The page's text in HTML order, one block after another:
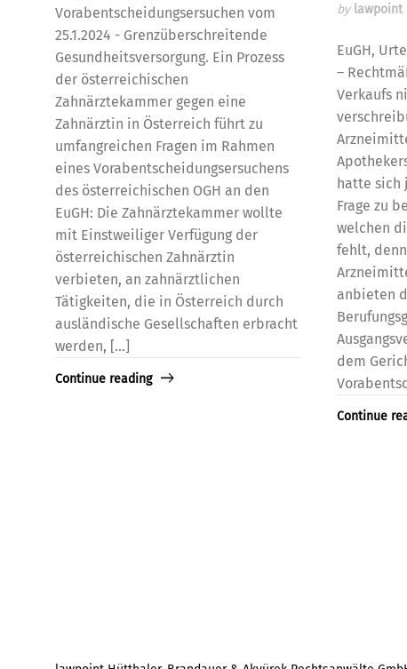
Vorabentscheidungsersuchen vom
25.1.2024 - Grenzüberschreitende
Gesundheitsversorgung. Ein Prozess
der österreichischen
Zahnärztekammer gegen eine
Zahnärztin in Österreich führt zu
umfangreichen Fragen im Rahmen
eines Vorabentscheidungsersuchens
des österreichischen OGH an den
EuGH: Die Zahnärztekammer wollte
mit Einstweiliger Verfügung der
österreichischen Zahnärztin
verbieten, an zahnärztlichen
Tätigkeiten, die in Österreich durch
ausländische Gesellschaften erbracht
werden, [...]
Continue reading
by lawpoint
EuGH,
–
Verkaufs
hatte sich
Frage zu
welchen
fehlt,
anbieten
dem
Continue